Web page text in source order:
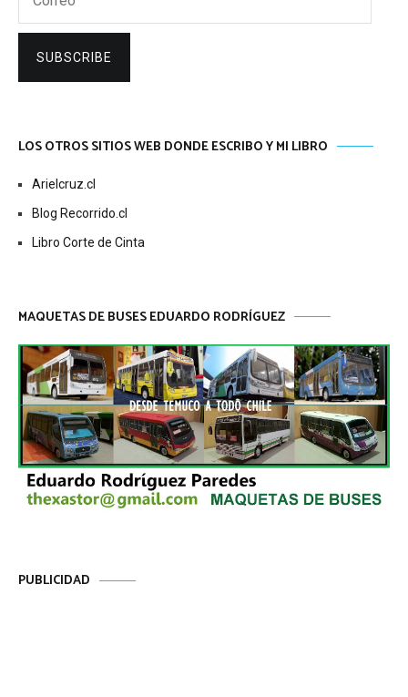
SUBSCRIBE
LOS OTROS SITIOS WEB DONDE ESCRIBO Y MI LIBRO
Arielcruz.cl
Blog Recorrido.cl
Libro Corte de Cinta
MAQUETAS DE BUSES EDUARDO RODRÍGUEZ
PUBLICIDAD